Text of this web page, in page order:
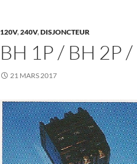
120V,240V,DISJONCTEUR
BH 1P / BH 2P
21 MARS 2017